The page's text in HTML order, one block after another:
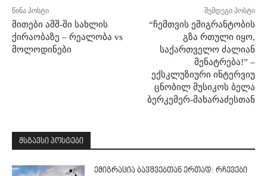
წინა პოსტი
მითები აშშ-ში სახლის
ქირაობაზე – რეალობა vs
მოლოდინები
შემდეგი პოსტი
“ჩემთვის ემიგრანტობის
გზა რთული იყო,
საქართველო ძალიან
მენატრება!” –
ექსკლუზიური ინტერვიუ
ცნობილ მუსიკოს ბელა
ბერკემერ-მახარაძესთან
მსგავსი პოსტები
ემიგრაცია ბავშვებთან ერთად: რჩევები